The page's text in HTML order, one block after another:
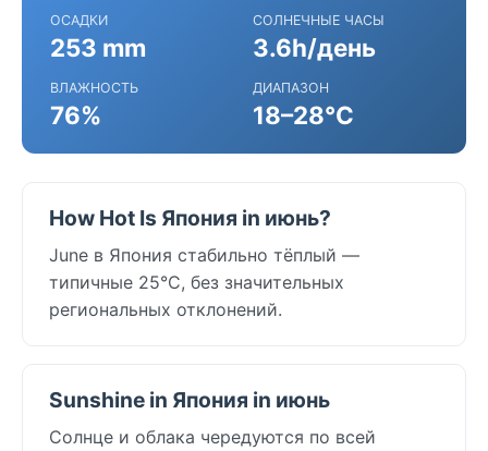
ОСАДКИ
253 mm
СОЛНЕЧНЫЕ ЧАСЫ
3.6h/день
ВЛАЖНОСТЬ
76%
ДИАПАЗОН
18–28°C
How Hot Is Япония in июнь?
June в Япония стабильно тёплый —
типичные 25°C, без значительных
региональных отклонений.
Sunshine in Япония in июнь
Солнце и облака чередуются по всей